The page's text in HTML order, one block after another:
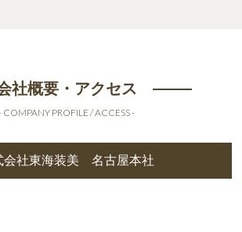
社概要・アクセス
COMPANY PROFILE / ACCESS -
会社東海装美 名古屋本社